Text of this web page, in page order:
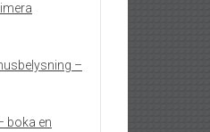
–
boka en